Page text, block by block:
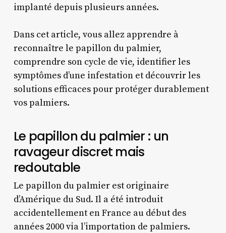
implanté depuis plusieurs années.
Dans cet article, vous allez apprendre à
reconnaître le papillon du palmier,
comprendre son cycle de vie, identifier les
symptômes d’une infestation et découvrir les
solutions efficaces pour protéger durablement
vos palmiers.
Le papillon du palmier : un
ravageur discret mais
redoutable
Le papillon du palmier est originaire
d’Amérique du Sud. Il a été introduit
accidentellement en France au début des
années 2000 via l’importation de palmiers.